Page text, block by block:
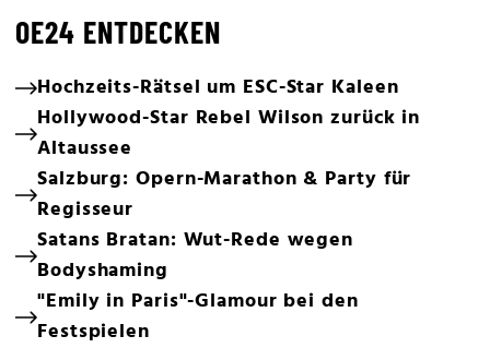
OE24 ENTDECKEN
Hochzeits-Rätsel um ESC-Star Kaleen
Hollywood-Star Rebel Wilson zurück in
Altaussee
Salzburg: Opern-Marathon & Party für
Regisseur
Satans Bratan: Wut-Rede wegen
Bodyshaming
"Emily in Paris"-Glamour bei den
Festspielen